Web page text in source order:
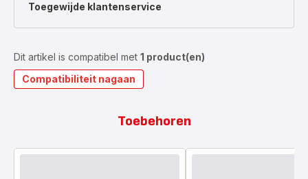
Toegewijde klantenservice
Dit artikel is compatibel met 1 product(en)
Compatibiliteit nagaan
Toebehoren